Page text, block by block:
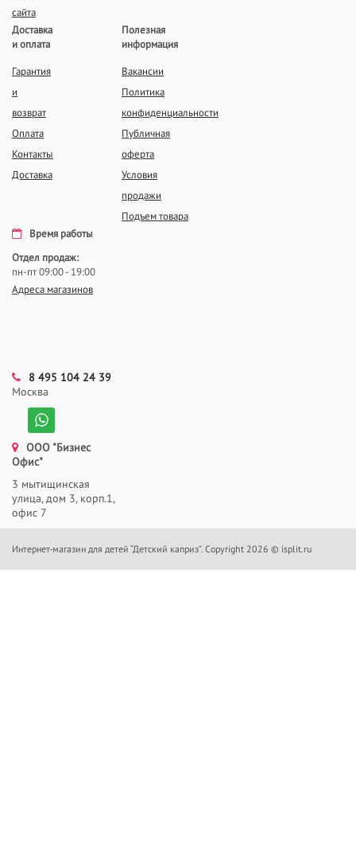
сайта
Доставка
и оплата
Гарантия
и
возврат
Оплата
Контакты
Доставка
Полезная
информация
Вакансии
Политика
конфиденциальности
Публичная
оферта
Условия
продажи
Подъем товара
Время работы
Отдел продаж:
пн-пт 09:00 - 19:00
Адреса магазинов
8 495 104 24 39
Москва
ООО "Бизнес
Офис"
3 мытищинская
улица, дом 3, корп.1,
офис 7
Интернет-магазин для детей “Детский каприз”. Copyright 2026 © isplit.ru